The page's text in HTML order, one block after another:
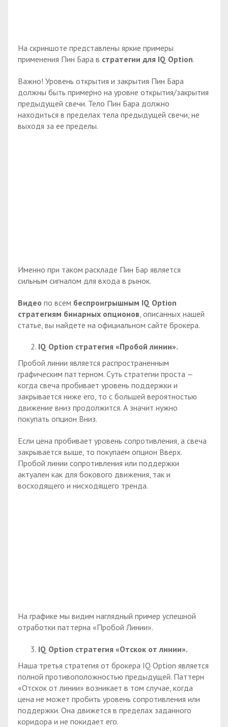
На скриншоте представлены яркие примеры
применения Пин Бара в стратегии для IQ Option.
Важно! Уровень открытия и закрытия Пин Бара
должны быть примерно на уровне открытия/закрытия
предыдущей свечи. Тело Пин Бара должно
находиться в пределах тела предыдущей свечи, не
выходя за ее пределы.
Именно при таком раскладе Пин Бар является
сильным сигналом для входа в рынок.
Видео по всем беспроигрышным IQ Option
стратегиям бинарных опционов , описанных нашей
статье, вы найдете на официальном сайте брокера.
IQ Option стратегия «Пробой линии».
Пробой линии является распространенным
графическим паттерном. Суть стратегии проста —
когда свеча пробивает уровень поддержки и
закрывается ниже его, то с большей вероятностью
движение вниз продолжится. А значит нужно
покупать опцион Вниз.
Если цена пробивает уровень сопротивления, а свеча
закрывается выше, то покупаем опцион Вверх.
Пробой линии сопротивления или поддержки
актуален как для бокового движения, так и
восходящего и нисходящего тренда.
На графике мы видим наглядный пример успешной
отработки паттерна «Пробой Линии».
IQ Option стратегия «Отскок от линии».
Наша третья стратегия от брокера IQ Option является
полной противоположностью предыдущей. Паттерн
«Отскок от линии» возникает в том случае, когда
цена не может пробить уровень сопротивления или
поддержки. Она движется в пределах заданного
коридора и не покидает его.